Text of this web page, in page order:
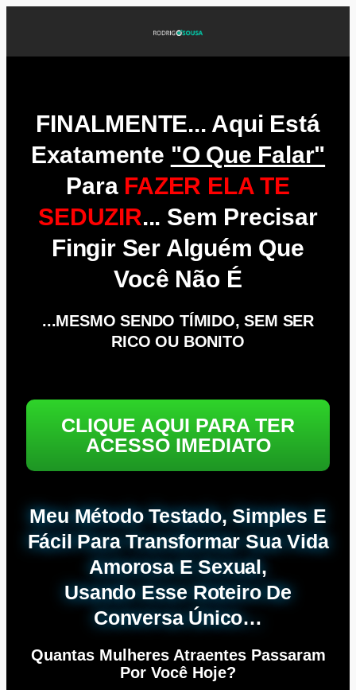
FINALMENTE... Aqui Está
Exatamente "o Que Falar"
Para FAZER ELA TE
SEDUZIR... Sem Precisar
Fingir Ser Alguém Que
Você Não É
...MESMO SENDO TÍMIDO, SEM SER
RICO OU BONITO
CLIQUE AQUI PARA TER
ACESSO IMEDIATO
Meu Método Testado, Simples E
Fácil Para Transformar Sua Vida
Amorosa E Sexual,
Usando Esse Roteiro De
Conversa Único…
Quantas Mulheres Atraentes Passaram
Por Você Hoje?